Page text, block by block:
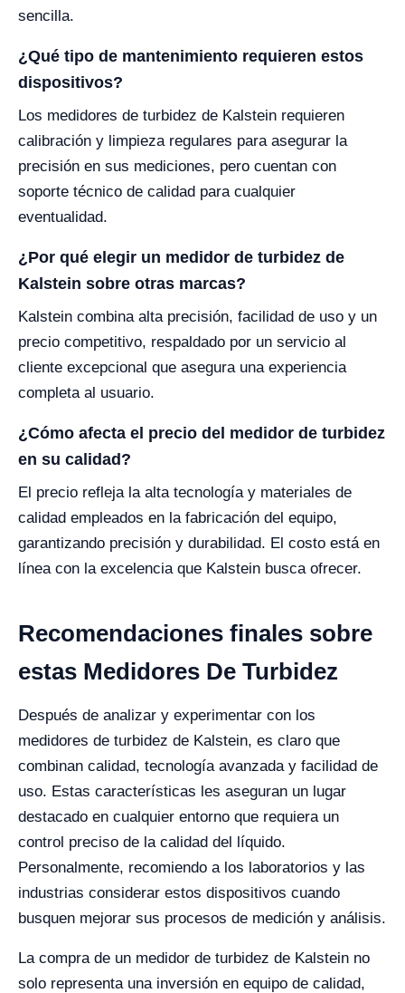
sencilla.
¿Qué tipo de mantenimiento requieren estos
dispositivos?
Los medidores de turbidez de Kalstein requieren
calibración y limpieza regulares para asegurar la
precisión en sus mediciones, pero cuentan con
soporte técnico de calidad para cualquier
eventualidad.
¿Por qué elegir un medidor de turbidez de
Kalstein sobre otras marcas?
Kalstein combina alta precisión, facilidad de uso y un
precio competitivo, respaldado por un servicio al
cliente excepcional que asegura una experiencia
completa al usuario.
¿Cómo afecta el precio del medidor de turbidez
en su calidad?
El precio refleja la alta tecnología y materiales de
calidad empleados en la fabricación del equipo,
garantizando precisión y durabilidad. El costo está en
línea con la excelencia que Kalstein busca ofrecer.
Recomendaciones finales sobre
estas Medidores De Turbidez
Después de analizar y experimentar con los
medidores de turbidez de Kalstein, es claro que
combinan calidad, tecnología avanzada y facilidad de
uso. Estas características les aseguran un lugar
destacado en cualquier entorno que requiera un
control preciso de la calidad del líquido.
Personalmente, recomiendo a los laboratorios y las
industrias considerar estos dispositivos cuando
busquen mejorar sus procesos de medición y análisis.
La compra de un medidor de turbidez de Kalstein no
solo representa una inversión en equipo de calidad,